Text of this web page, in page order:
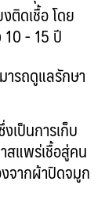
ติดเชื้อ โดย
10 - 15 ปี
ารถดูแลรักษา
เป็นการเก็บ
สแพร่เชื้อสู่คน
จากผ้าปิดจมูก